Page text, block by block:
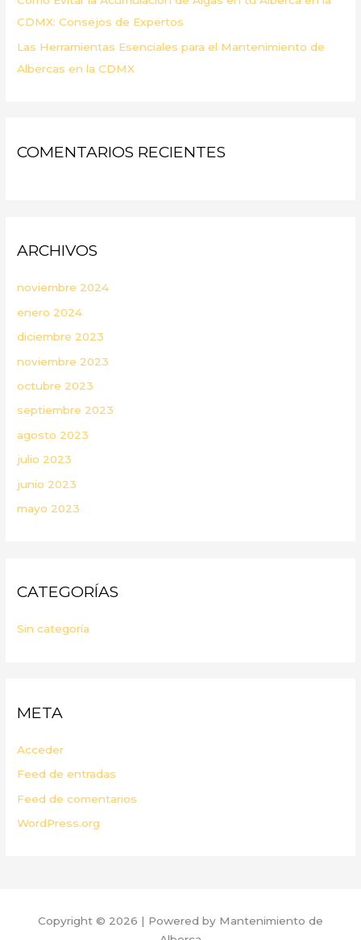
CDMX: Consejos de Expertos
Las Herramientas Esenciales para el Mantenimiento de
Albercas en la CDMX
COMENTARIOS RECIENTES
ARCHIVOS
noviembre 2024
enero 2024
diciembre 2023
noviembre 2023
octubre 2023
septiembre 2023
agosto 2023
julio 2023
junio 2023
mayo 2023
CATEGORÍAS
Sin categoría
META
Acceder
Feed de entradas
Feed de comentarios
WordPress.org
Copyright © 2026 | Powered by Mantenimiento de